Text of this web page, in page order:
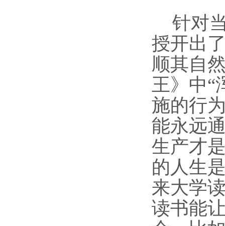
针对
授开出
顺其自
王》中“
施的行
能永远
生产才
的人生
来大学
读书能